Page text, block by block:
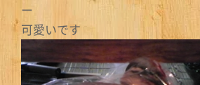
ー
可愛いです